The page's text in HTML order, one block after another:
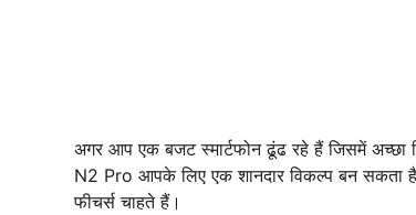
अगर आप एक बजट स्मार्टफोन ढूंढ रहे हैं जिसमें अच्छा
N2 Pro आपके लिए एक शानदार विकल्प बन सकता
फीचर्स चाहते हैं।